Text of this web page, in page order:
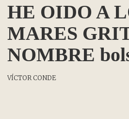
HE OIDO A
MARES
NOMBRE
VÍCTOR CONDE